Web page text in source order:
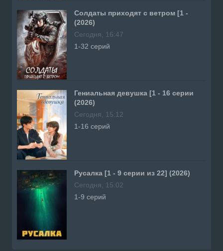
Солдаты приходят с ветром [1 -
(2026)
Сегодня, 16:47
1-32 серий
Гениальная девушка [1 - 16 серии
(2026)
Сегодня, 15:12
1-16 серий
Русалка [1 - 9 серии из 22] (2026)
Сегодня, 15:02
1-9 серий